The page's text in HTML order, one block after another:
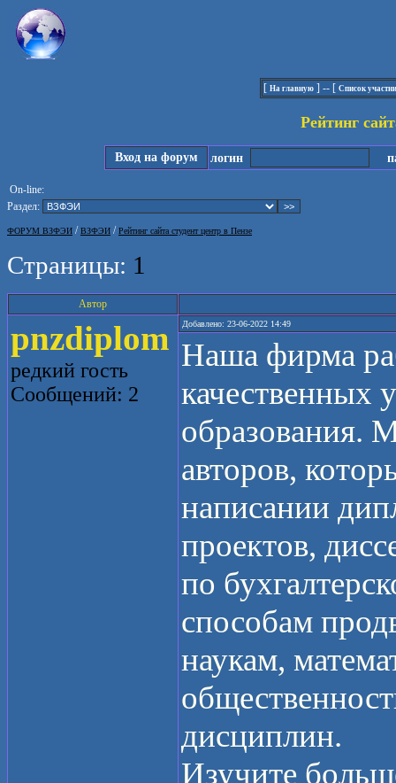
[ На главную ] -- [ Список
Рейтинг
Вход на форум логин
On-line:
Раздел:
ФОРУМ ВЗФЭИ /ВЗФЭИ /Рейтинг сайта студент центр в Пензе
Страницы: 1
Автор
pnzdiplom
редкий гость
Сообщений: 2
Добавлено: 23-06-2022 14:49
Наша фирма
качественных
образования.
авторов,
написании
проектов,
по
способам
наукам,
дисциплин.
Изучите